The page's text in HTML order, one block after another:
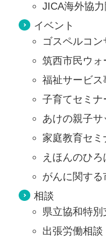
JICA海外協
イベント
ゴスペルコン
筑西市民ウォ
福祉サービス
子育てセミナ
あけの親子サ
家庭教育セミ
えほんのひろ
がんに関する
相談
県立協和特
出張労働相談